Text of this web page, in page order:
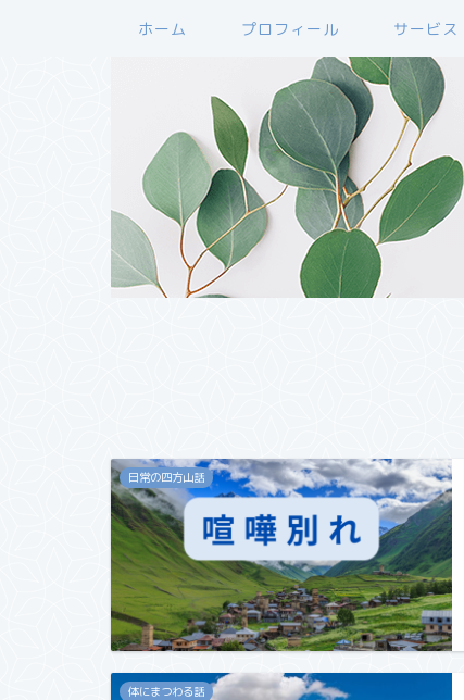
ホーム プロフィール サービス
日常の四方山話
体にまつわる話